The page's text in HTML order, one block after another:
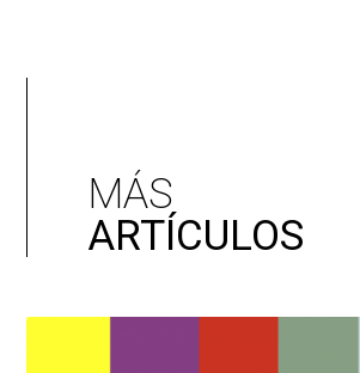
MÁS
ARTÍCULOS